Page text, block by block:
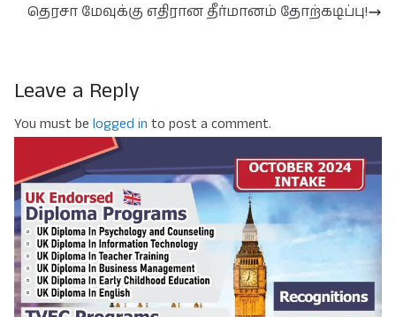
தெரசா மேவுக்கு எதிரான தீர்மானம் தோற்கடிப்பு!
Leave a Reply
You must be logged in to post a comment.